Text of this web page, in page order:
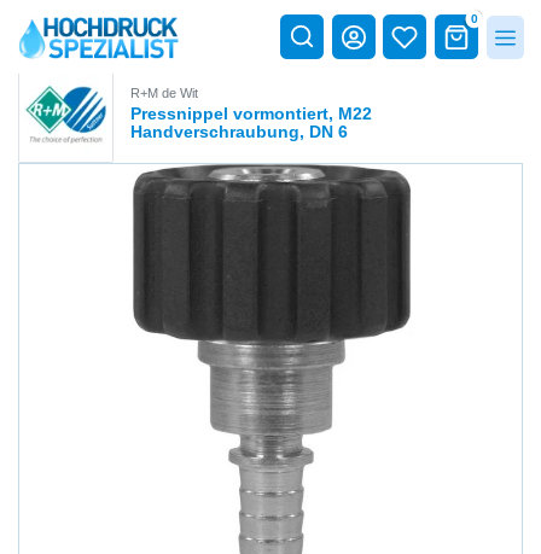
0
R+M de Wit
Pressnippel vormontiert, M22
Handverschraubung, DN 6